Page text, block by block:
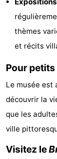
Monuments
-
Églises
Moulins
Points
vue
Attractions
Croisières
-
thèmes
et récits
Pour
Le musée est
découvrir la
que les
ville
Visitez le